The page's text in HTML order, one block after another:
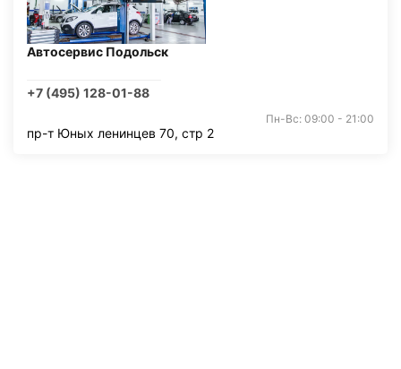
Автосервис Подольск
+7 (495) 128-01-88
Пн-Вс: 09:00 - 21:00
пр-т Юных ленинцев 70, стр 2